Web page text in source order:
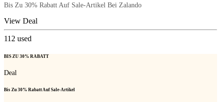
Bis Zu 30% Rabatt Auf Sale-Artikel Bei Zalando
View Deal
112 used
BIS ZU 30% RABATT
Deal
Bis Zu 30% Rabatt Auf Sale-Artikel